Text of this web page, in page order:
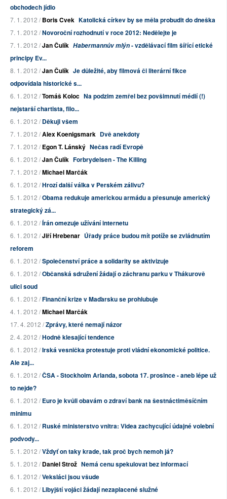
obchodech jídlo
7. 1. 2012 /Boris Cvek Katolická církev by se měla probudit do dneška
7. 1. 2012 /Novoroční rozhodnutí v roce 2012: Nedělejte je
7. 1. 2012 /Jan Čulík Habermannův mlýn- vzdělávací film šířící etické
principy Ev...
8. 1. 2012 /Jan Čulík Je důležité, aby filmová či literární fikce
odpovídala historické s...
6. 1. 2012 /Tomáš Koloc Na podzim zemřel bez povšimnutí médií (!)
nejstarší chartista, filo...
6. 1. 2012 /Děkuji všem
7. 1. 2012 /Alex Koenigsmark Dvě anekdoty
7. 1. 2012 /Egon T. Lánský Nečas radí Evropě
6. 1. 2012 /Jan Čulík Forbrydelsen - The Killing
7. 1. 2012 /Michael Marčák
6. 1. 2012 /Hrozí další válka v Perském zálivu?
5. 1. 2012 /Obama redukuje americkou armádu a přesunuje americký
strategický zá...
6. 1. 2012 /Írán omezuje užívání internetu
6. 1. 2012 /Jiří Hrebenar Úřady práce budou mít potíže se zvládnutím
reforem
6. 1. 2012 /Společenství práce a solidarity se aktivizuje
6. 1. 2012 /Občanská sdružení žádají o záchranu parku v Thákurově
ulici soud
6. 1. 2012 /Finanční krize v Maďarsku se prohlubuje
4. 1. 2012 /Michael Marčák
17. 4. 2012 /Zprávy, které nemají názor
2. 4. 2012 /Hodně klesající tendence
6. 1. 2012 /Irská vesnička protestuje proti vládní ekonomické politice.
Ale zaj...
6. 1. 2012 /ČSA - Stockholm Arlanda, sobota 17. prosince - aneb lépe už
to nejde?
6. 1. 2012 /Euro je kvůli obavám o zdraví bank na šestnáctiměsíčním
minimu
6. 1. 2012 /Ruské ministerstvo vnitra: Videa zachycující údajné volební
podvody...
5. 1. 2012 /Vždyť on taky krade, tak proč bych nemoh já?
5. 1. 2012 /Daniel Strož Nemá cenu spekulovat bez informací
6. 1. 2012 /Veksláci jsou všude
6. 1. 2012 /Libyjští vojáci žádají nezaplacené služné